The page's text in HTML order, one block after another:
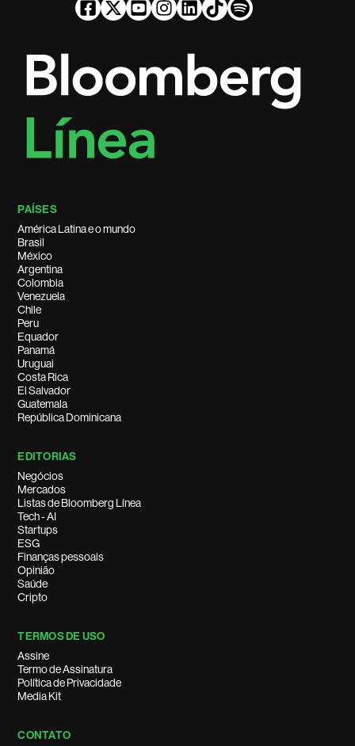
PAÍSES
América Latina e o mundo
Brasil
México
Argentina
Colombia
Venezuela
Chile
Peru
Equador
Panamá
Uruguai
Costa Rica
El Salvador
Guatemala
República Dominicana
EDITORIAS
Negócios
Mercados
Listas de Bloomberg Línea
Tech - AI
Startups
ESG
Finanças pessoais
Opinião
Saúde
Cripto
TERMOS DE USO
Assine
Termo de Assinatura
Política de Privacidade
Media Kit
CONTATO